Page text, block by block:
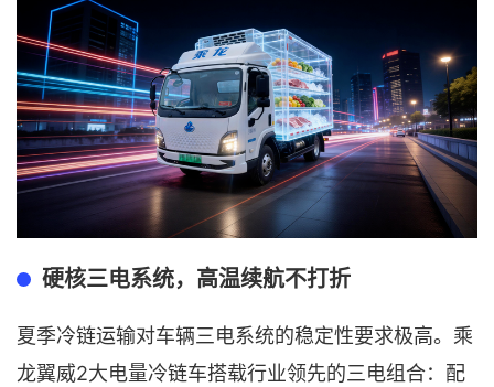
硬核三电系统，高温续航不打折
夏季冷链运输对车辆三电系统的稳定性要求极高。乘
龙翼威2大电量冷链车搭载行业领先的三电组合：配